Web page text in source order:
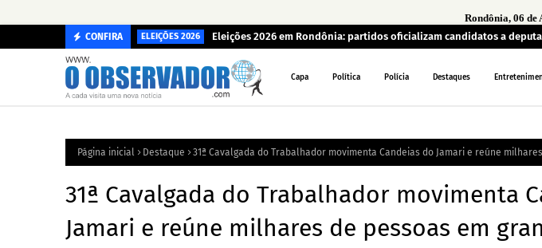
Rondônia, 06 de
CONFIRA ELEIÇÕES 2026 Eleições 2026 em Rondônia: partidos oficializam candidatos a
Capa Política Polícia Destaques
Página inicial Destaque 31ª Cavalgada do Trabalhador movimenta Candeias do Jamari e reúne
31ª Cavalgada do Trabalhador movimenta
Jamari e reúne milhares de pessoas em